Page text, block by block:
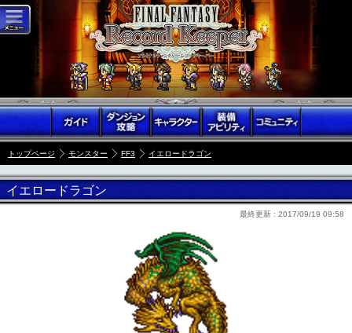
トップページ モンスター FF3 イエロードラゴン
イエロードラゴン
最終更新 : 2017/09/19 09:58